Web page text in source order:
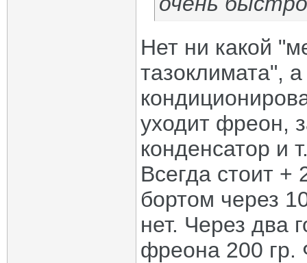
Нет ни какой
тазоклимата",
уходит фреон,
конденсатор и
Всегда стоит
бортом через
нет. Через два
фреона 200 гр.